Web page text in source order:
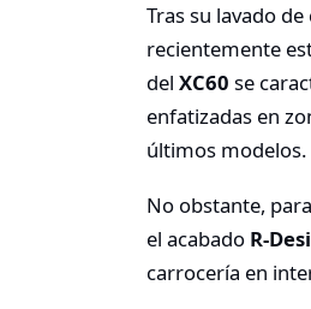
Tras su lavado
recientemente
del XC60 se
enfatizadas en
últimos modelos.
No obstante,
el acabado R-
carrocería en